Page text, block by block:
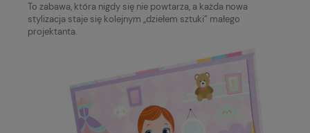
To zabawa, która nigdy się nie powtarza, a każda nowa
stylizacja staje się kolejnym „dziełem sztuki” małego
projektanta.